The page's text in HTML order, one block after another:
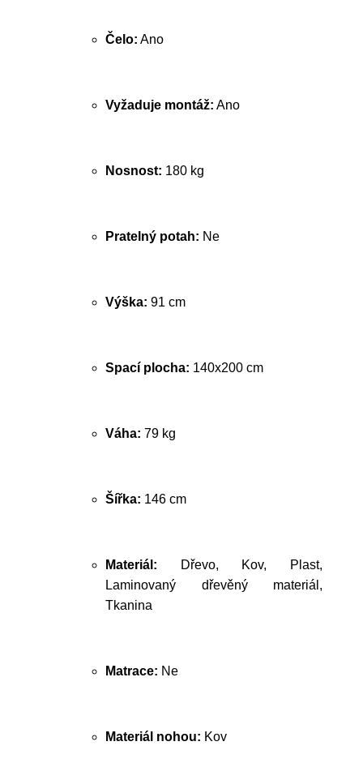
Čelo: Ano
Vyžaduje montáž: Ano
Nosnost: 180 kg
Pratelný potah: Ne
Výška: 91 cm
Spací plocha: 140x200 cm
Váha: 79 kg
Šířka: 146 cm
Materiál: Dřevo, Kov, Plast,
Laminovaný dřevěný materiál,
Tkanina
Matrace: Ne
Materiál nohou: Kov